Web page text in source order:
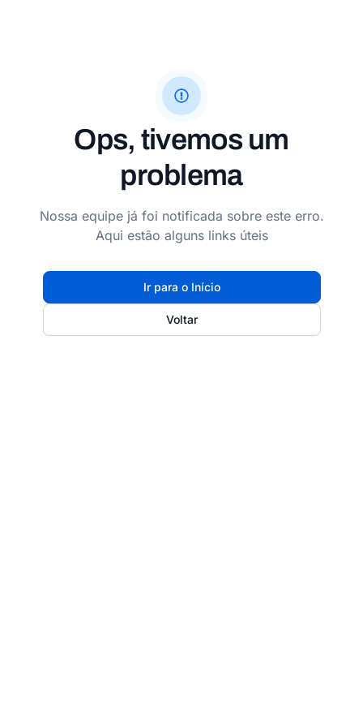
Ops, tivemos um
problema
Nossa equipe já foi notificada sobre este erro.
Aqui estão alguns links úteis
Ir para o Início
Voltar